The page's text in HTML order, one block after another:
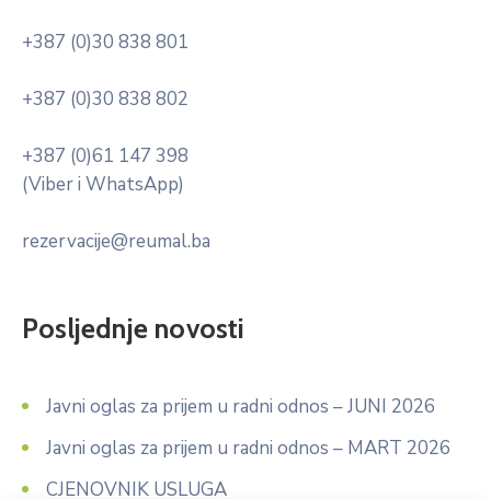
+387 (0)30 838 801
+387 (0)30 838 802
+387 (0)61 147 398
(Viber i WhatsApp)
rezervacije@reumal.ba
Posljednje novosti
Javni oglas za prijem u radni odnos – JUNI 2026
Javni oglas za prijem u radni odnos – MART 2026
CJENOVNIK USLUGA